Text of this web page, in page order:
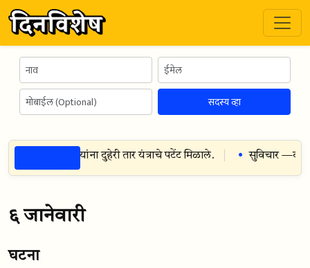
सदस्य व्हा
एडिसन — यांना दुहेरी तार यंत्राचे पटेंट मिळाले. सुविचार —वाद
६ जानेवारी
घटना